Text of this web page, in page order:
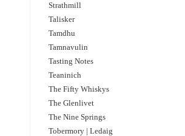
Strathmill
Talisker
Tamdhu
Tamnavulin
Tasting Notes
Teaninich
The Fifty Whiskys
The Glenlivet
The Nine Springs
Tobermory | Ledaig